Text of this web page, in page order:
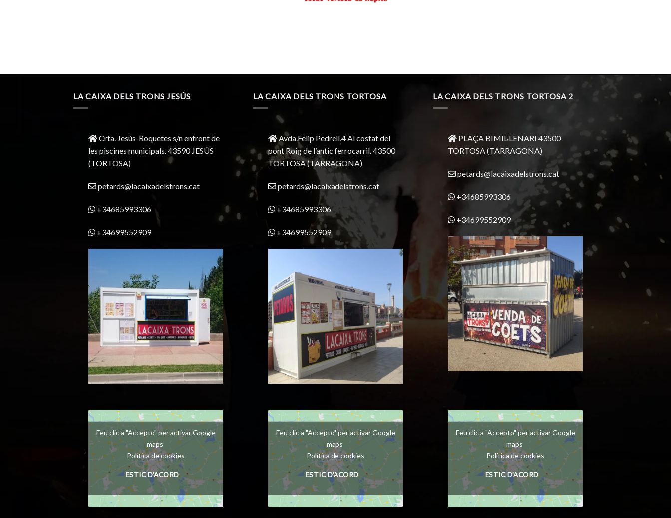
LA CAIXA DELS TRONS JESÚS
Crta. Jesús-Roquetes s/n enfront de
les piscines municipals. 43590 JESÚS
(TORTOSA)
petards@lacaixadelstrons.cat
+34685993306
+34699552909
Feu clic a "Accepto" per activar Google
maps
Política de cookies
ESTIC D'ACORD
LA CAIXA DELS TRONS TORTOSA
Avda.Felip Pedrell,4 Al costat del
pont Roig de l’antic ferrocarril.43500
TORTOSA(TARRAGONA)
petards@lacaixadelstrons.cat
+34685993306
+34699552909
Feu clic a "Accepto" per activar Google
maps
Política de cookies
ESTIC D'ACORD
LA CAIXA DELS TRONS TORTOSA 2
PLAÇA BIMIL·LENARI 43500
TORTOSA (TARRAGONA)
petards@lacaixadelstrons.cat
+34685993306
+34699552909
Feu clic a "Accepto" per activar Google
maps
Política de cookies
ESTIC D'ACORD